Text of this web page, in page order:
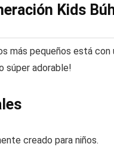
Kids
pequeños está con
súper adorable!
creado para niños.